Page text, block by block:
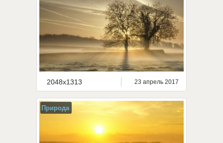
2048x1313 23 апрель 2017
Природа